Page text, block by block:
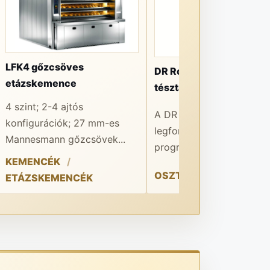
LFK4 gőzcsöves
etázskemence
4 szint; 2-4 ajtós
konfigurációk; 27 mm-es
Mannesmann gőzcsövek...
KEMENCÉK
ETÁZSKEMENCÉK
DR Robot Automatic
tésztaosztó-gömbölyítő
A DR Robot Automatic
legfontosabb előnye a 10
programmemória...
OSZTÓ-GÖMBÖLYÍTŐK